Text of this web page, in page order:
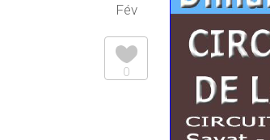
Fév
0